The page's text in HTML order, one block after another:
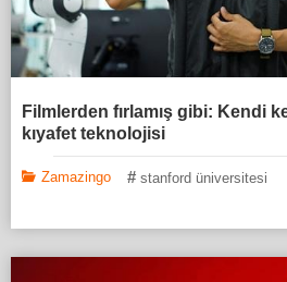
Filmlerden fırlamış gibi: Kendi
kıyafet teknolojisi
Zamazingo # stanford üniversitesi